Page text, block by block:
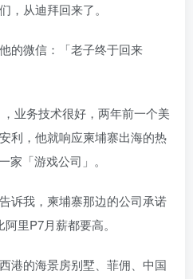
，从迪拜回来了。
的微信：「老子终于回来
业务技术很好，两年前一个美
利，他就响应柬埔寨出海的热
家「游戏公司」。
诉我，柬埔寨那边的公司承诺
里P7月薪都要高。
港的海景房别墅、菲佣、中国